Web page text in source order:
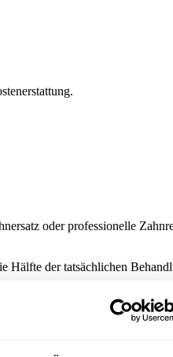
oder professionelle
Hälfte der tatsächlichen
Abschluss, da die Beiträge
auf Ihre Bedürfnisse